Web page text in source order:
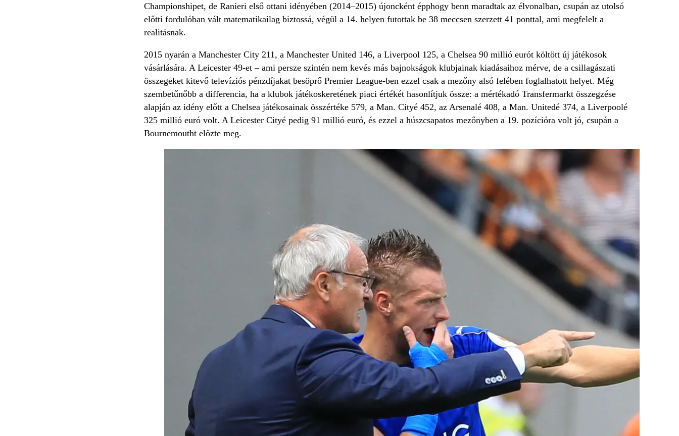
Championshipet, de Ranieri első ottani idényében (2014–2015) újoncként épphogy benn maradtak az élvonalban, csupán az utolsó
előtti fordulóban vált matematikailag biztossá, végül a 14. helyen futottak be 38 meccsen szerzett 41 ponttal, ami megfelelt a
realitásnak.
2015 nyarán a Manchester City 211, a Manchester United 146, a Liverpool 125, a Chelsea 90 millió eurót költött új játékosok
vásárlására. A Leicester 49-et – ami persze szintén nem kevés más bajnokságok klubjainak kiadásaihoz mérve, de a csillagászati
összegeket kitevő televíziós pénzdíjakat besöprő Premier League-ben ezzel csak a mezőny alsó felében foglalhatott helyet. Még
szembetűnőbb a differencia, ha a klubok játékoskeretének piaci értékét hasonlítjuk össze: a mértékadó Transfermarkt összegzése
alapján az idény előtt a Chelsea játékosainak összértéke 579, a Man. Cityé 452, az Arsenalé 408, a Man. Unitedé 374, a Liverpoolé
325 millió euró volt. A Leicester Cityé pedig 91 millió euró, és ezzel a húszcsapatos mezőnyben a 19. pozícióra volt jó, csupán a
Bournemoutht előzte meg.